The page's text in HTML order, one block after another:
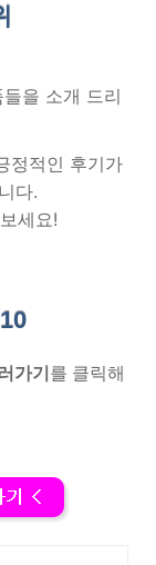
을 소개 드리
정적인 후기가
다.
세요!
가기 를 클릭해